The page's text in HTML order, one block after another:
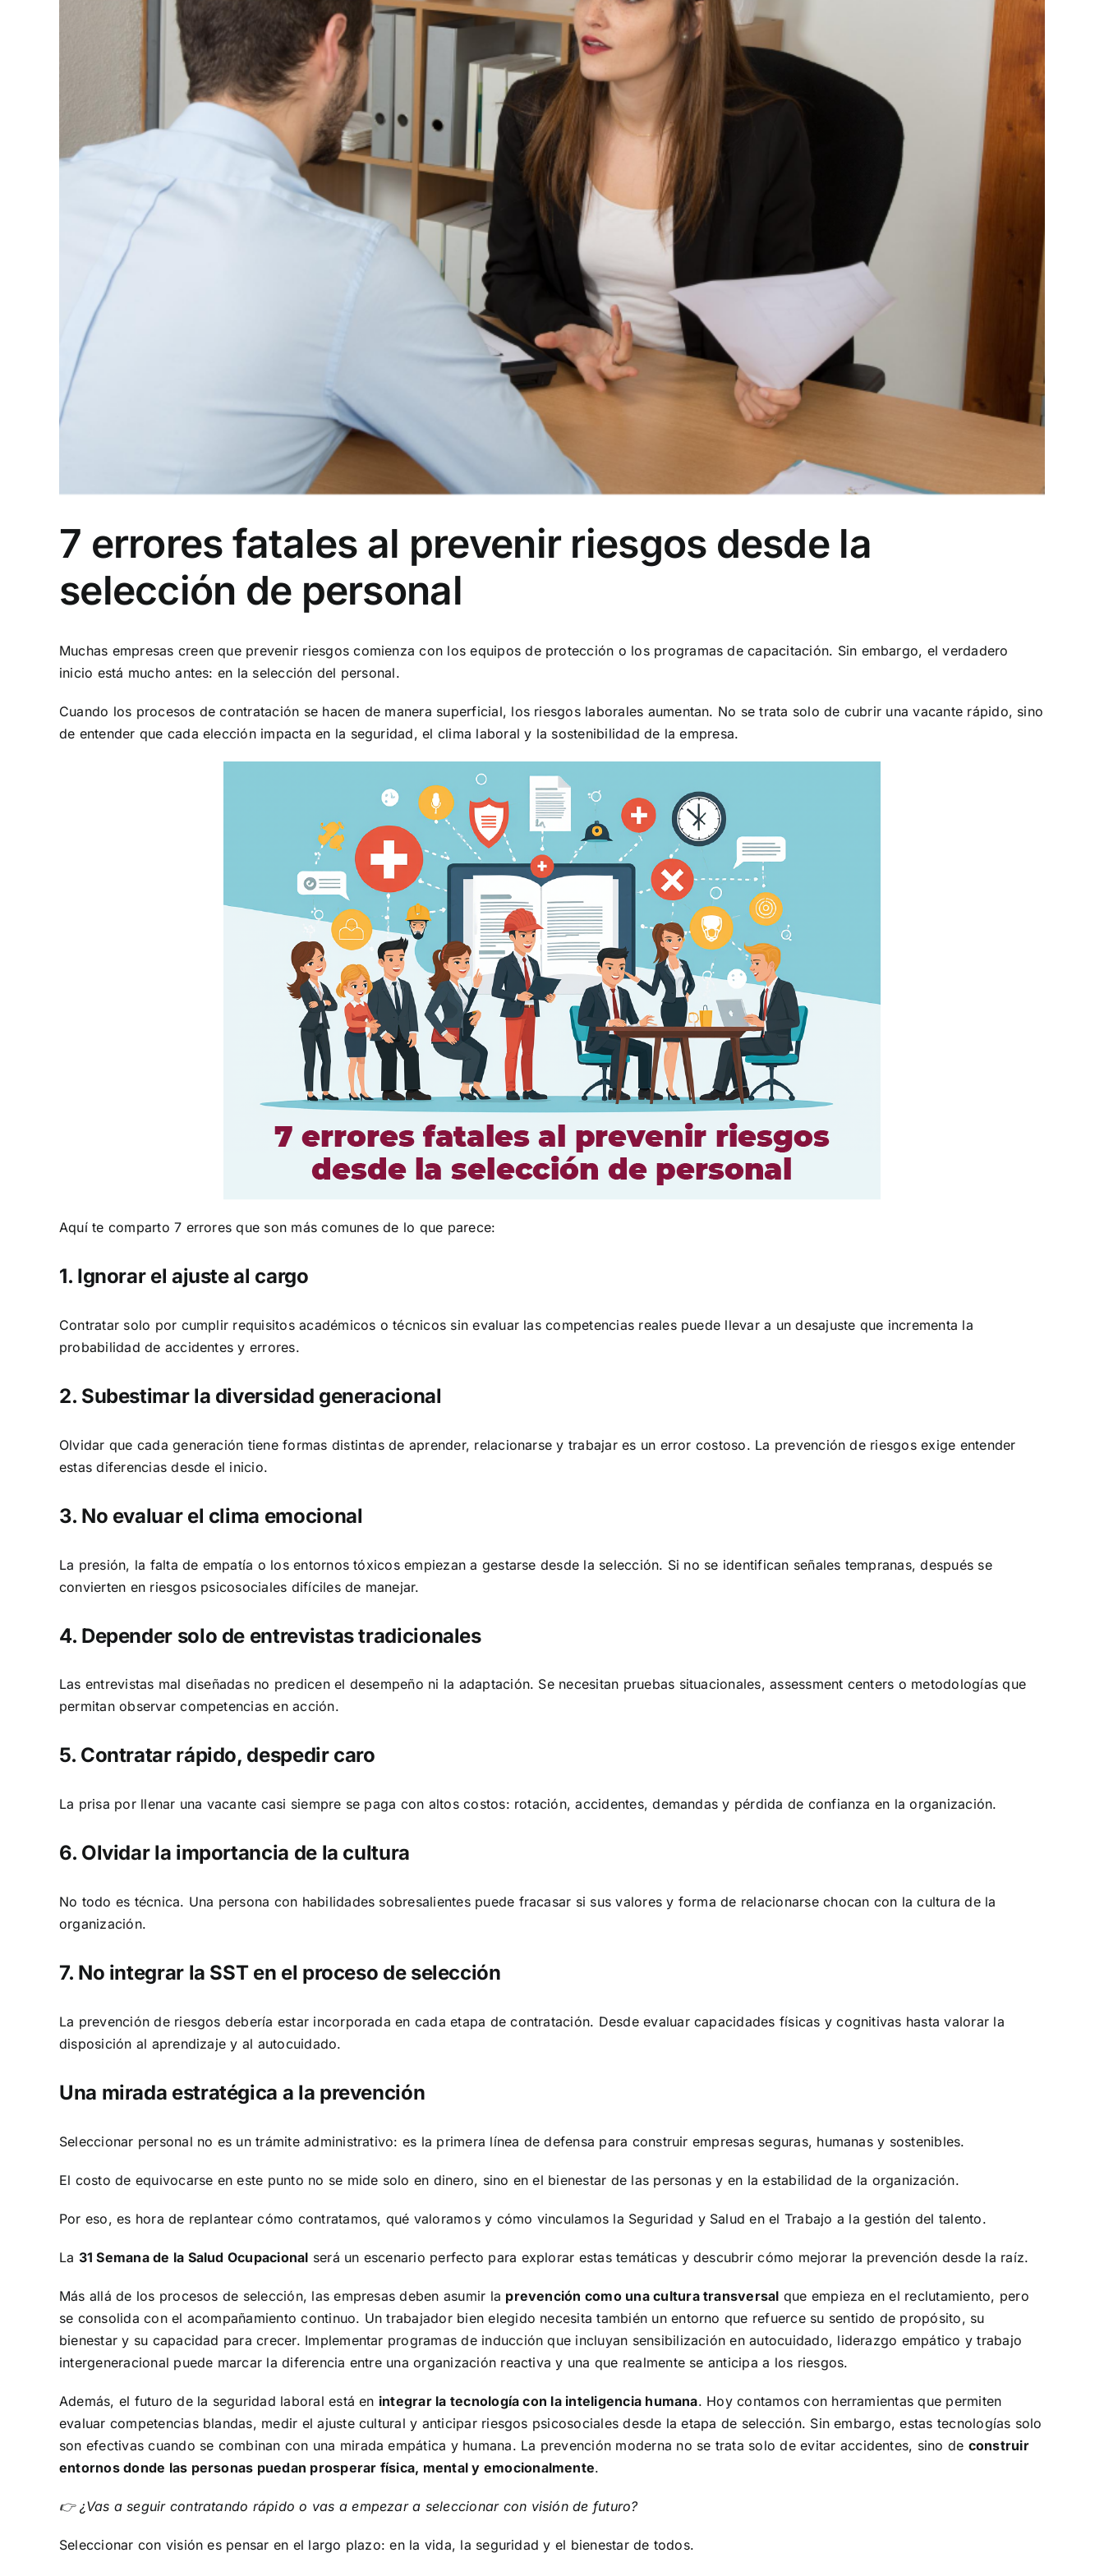
7 errores fatales al prevenir riesgos desde la
selección de personal
Muchas empresas creen que prevenir riesgos comienza con los equipos de protección o los programas de capacitación. Sin embargo, el verdadero
inicio está mucho antes: en la selección del personal.
Cuando los procesos de contratación se hacen de manera superficial, los riesgos laborales aumentan. No se trata solo de cubrir una vacante rápido, sino
de entender que cada elección impacta en la seguridad, el clima laboral y la sostenibilidad de la empresa.
Aquí te comparto 7 errores que son más comunes de lo que parece:
1. Ignorar el ajuste al cargo
Contratar solo por cumplir requisitos académicos o técnicos sin evaluar las competencias reales puede llevar a un desajuste que incrementa la
probabilidad de accidentes y errores.
2. Subestimar la diversidad generacional
Olvidar que cada generación tiene formas distintas de aprender, relacionarse y trabajar es un error costoso. La prevención de riesgos exige entender
estas diferencias desde el inicio.
3. No evaluar el clima emocional
La presión, la falta de empatía o los entornos tóxicos empiezan a gestarse desde la selección. Si no se identifican señales tempranas, después se
convierten en riesgos psicosociales difíciles de manejar.
4. Depender solo de entrevistas tradicionales
Las entrevistas mal diseñadas no predicen el desempeño ni la adaptación. Se necesitan pruebas situacionales, assessment centers o metodologías que
permitan observar competencias en acción.
5. Contratar rápido, despedir caro
La prisa por llenar una vacante casi siempre se paga con altos costos: rotación, accidentes, demandas y pérdida de confianza en la organización.
6. Olvidar la importancia de la cultura
No todo es técnica. Una persona con habilidades sobresalientes puede fracasar si sus valores y forma de relacionarse chocan con la cultura de la
organización.
7. No integrar la SST en el proceso de selección
La prevención de riesgos debería estar incorporada en cada etapa de contratación. Desde evaluar capacidades físicas y cognitivas hasta valorar la
disposición al aprendizaje y al autocuidado.
Una mirada estratégica a la prevención
Seleccionar personal no es un trámite administrativo: es la primera línea de defensa para construir empresas seguras, humanas y sostenibles.
El costo de equivocarse en este punto no se mide solo en dinero, sino en el bienestar de las personas y en la estabilidad de la organización.
Por eso, es hora de replantear cómo contratamos, qué valoramos y cómo vinculamos la Seguridad y Salud en el Trabajo a la gestión del talento.
La 31 Semana de la Salud Ocupacional será un escenario perfecto para explorar estas temáticas y descubrir cómo mejorar la prevención desde la raíz.
Más allá de los procesos de selección, las empresas deben asumir la prevención como una cultura transversal que empieza en el reclutamiento, pero
se consolida con el acompañamiento continuo. Un trabajador bien elegido necesita también un entorno que refuerce su sentido de propósito, su
bienestar y su capacidad para crecer. Implementar programas de inducción que incluyan sensibilización en autocuidado, liderazgo empático y trabajo
intergeneracional puede marcar la diferencia entre una organización reactiva y una que realmente se anticipa a los riesgos.
Además, el futuro de la seguridad laboral está en integrar la tecnología con la inteligencia humana. Hoy contamos con herramientas que permiten
evaluar competencias blandas, medir el ajuste cultural y anticipar riesgos psicosociales desde la etapa de selección. Sin embargo, estas tecnologías solo
son efectivas cuando se combinan con una mirada empática y humana. La prevención moderna no se trata solo de evitar accidentes, sino de construir
entornos donde las personas puedan prosperar física, mental y emocionalmente.
👉 ¿Vas a seguir contratando rápido o vas a empezar a seleccionar con visión de futuro?
Seleccionar con visión es pensar en el largo plazo: en la vida, la seguridad y el bienestar de todos.